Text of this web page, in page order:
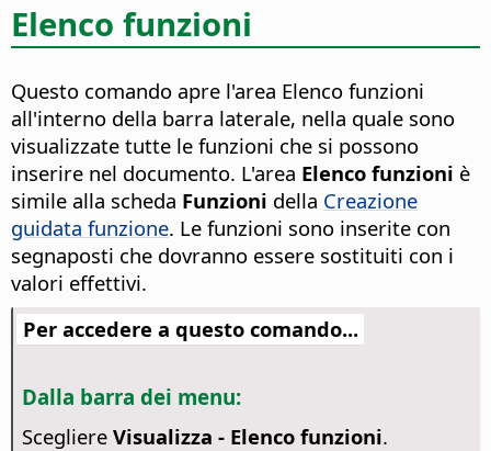
Elenco funzioni
Questo comando apre l'area Elenco funzioni
all'interno della barra laterale, nella quale sono
visualizzate tutte le funzioni che si possono
inserire nel documento. L'area Elenco funzioni è
simile alla scheda Funzioni della Creazione
guidata funzione. Le funzioni sono inserite con
segnaposti che dovranno essere sostituiti con i
valori effettivi.
Per accedere a questo comando...
Dalla barra dei menu:
Scegliere Visualizza - Elenco funzioni.